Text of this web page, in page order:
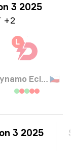
3 2025
+2
L
Eclot 🇨🇿
3 2025